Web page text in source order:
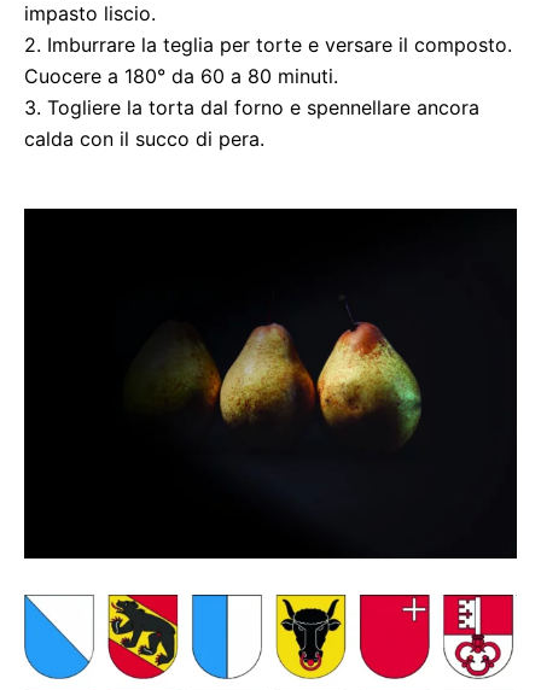
impasto liscio.
2. Imburrare la teglia per torte e versare il composto.
Cuocere a 180° da 60 a 80 minuti.
3. Togliere la torta dal forno e spennellare ancora
calda con il succo di pera.